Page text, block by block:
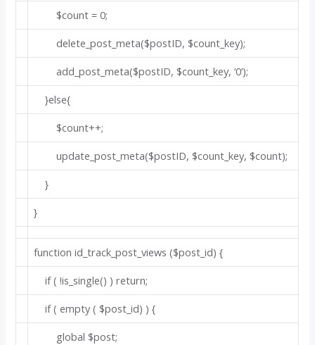
$count =0;
delete_post_meta($postID, $count_key);
add_post_meta($postID, $count_key,‘0’);
}else{
$count++;
update_post_meta($postID, $count_key, $count);
}
}
function id_track_post_views ($post_id) {
if( !is_single() )return;
if(empty ( $post_id) ) {
global $post;